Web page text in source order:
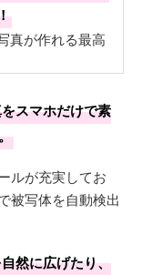
真が作れる最高
スマホだけで素
ルが充実してお
被写体を自動検出
然に広げたり、